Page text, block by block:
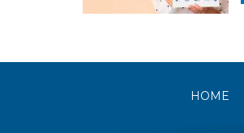
HOME